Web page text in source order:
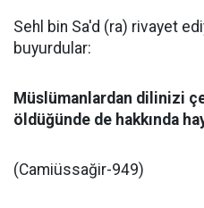
Sehl bin Sa'd (ra) rivayet
buyurdular:
Müslümanlardan dilinizi
öldüğünde de hakkında
(Camiüssağir-949)